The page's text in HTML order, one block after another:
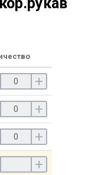
+
+
+
+